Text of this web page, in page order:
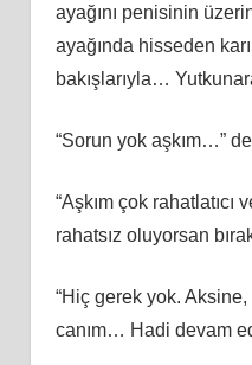
ayağını penisinin
ayağında hisseden
bakışlarıyla…
“Sorun yok aşkım…”
“Aşkım çok
rahatsız oluyorsan
“Hiç gerek yok.
canım… Hadi devam